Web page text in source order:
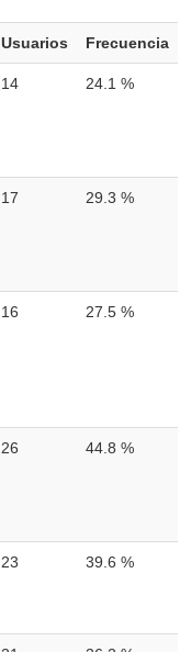
Usuarios Frecuencia
14 24.1 %
17 29.3 %
16 27.5 %
26 44.8 %
23 39.6 %